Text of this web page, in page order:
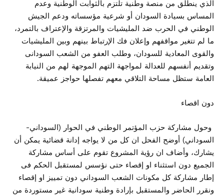
الذي ينطلق من منصة وطنية تلتزم بالثوابت الوطنية وعدم
المساس بسيادة السودان أو شرعية مؤسساته ودعم الجيش
الوطني في الحرب ضد المليشيات والمرتزقة والإعتراف بالتمرد،
ما لم تتغير مواقفهم وإعلان فك الإرتباط بينهم وبين المليشيات
والقوى المعادية للسودان، وطلب العفو من الشعب السودانى
وتقديم أنفسهم للعدالة لمواجهة التهم الموجهة لهم من النيابة
العامة ستظل مساحة التلاقي معهم تفصلها حواجز عميقة.
دون اقصاء
وحول مشاركة حزب المؤتمر الوطني في الحوار (السوداني-
السوداني) أوضح الفحل ان كل من لا يواجه إدانة قضائية يمكن أن
يشارك، وأضاف ان رؤية المشروع تقوم على أساس مشاركة
الجميع دون استثناء او إقصاء حتى نؤسس لمستقبل الحكم فى
إطار مشاركة كل مكونات الشعب السوداني دون تمييز او إقصاء
ونقرر الحاضر والمستقبل بإرادة وطنية سودانية غير مستوردة من